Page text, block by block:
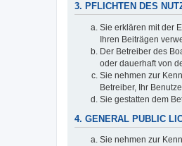
3. PFLICHTEN DES
Sie erklären mit der
Ihren Beiträgen
Der Betreiber des
oder dauerhaft von
Sie nehmen zur
Betreiber, Ihr
Sie gestatten dem
4. GENERAL PUBLIC
Sie nehmen zur